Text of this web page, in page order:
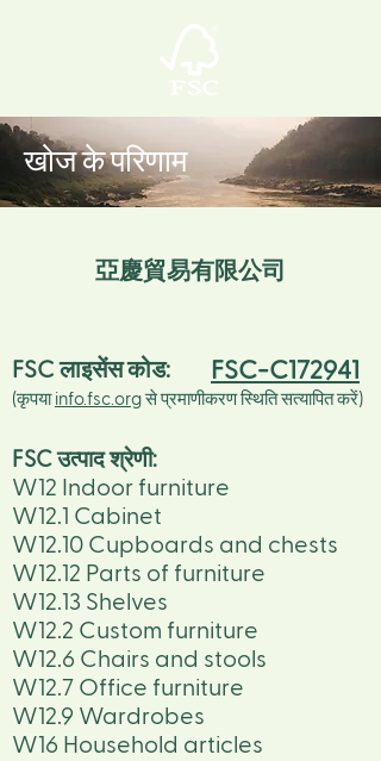
खोज के परिणाम
亞慶貿易有限公司
FSC-C172941
FSC लाइसेंस कोड:
(कृपया info.fsc.orgसे प्रमाणीकरण स्थिति सत्यापित करें)
FSC उत्पाद श्रेणी:
W12 Indoor furniture
W12.1 Cabinet
W12.10 Cupboards and chests
W12.12 Parts of furniture
W12.13 Shelves
W12.2 Custom furniture
W12.6 Chairs and stools
W12.7 Office furniture
W12.9 Wardrobes
W16 Household articles